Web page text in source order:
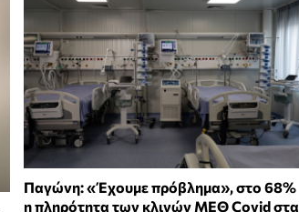
Παγώνη: «Έχουμε πρόβλημα», στο 68%
η πληρότητα των κλινών ΜΕΘ Covid στα